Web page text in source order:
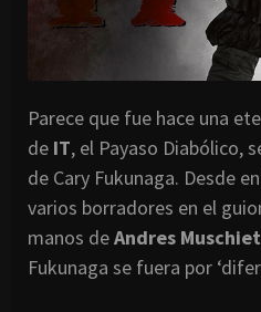
Parece que fue hace una
de IT, el Payaso Diabólico,
de Cary Fukunaga. Desde
varios borradores en el
manos deAndres
Fukunaga se fuera por